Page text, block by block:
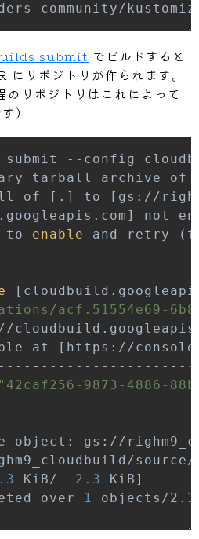
community/
submit でビルドすると
リポジトリが作られます。
リポジトリはこれによって
)
submit --config
tarball archive of
of
[ . ] to [ gs://
]
not
to enable and retry (
[
acf.51554e69-
at
[ https://
"42caf256-9873-4886-
object: gs://
source/
KiB/ 2.3 KiB ]
over
1